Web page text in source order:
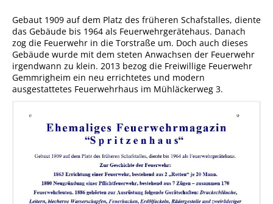
Gebaut 1909 auf dem Platz des früheren Schafstalles, diente
das Gebäude bis 1964 als Feuerwehrgerätehaus. Danach
zog die Feuerwehr in die Torstraße um. Doch auch dieses
Gebäude wurde mit dem steten Anwachsen der Feuerwehr
irgendwann zu klein. 2013 bezog die Freiwillige Feuerwehr
Gemmrigheim ein neu errichtetes und modern
ausgestattetes Feuerwehrhaus im Mühläckerweg 3.